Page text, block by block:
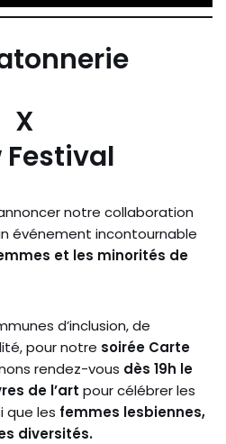
X
Festival
notre collaboration
événement incontournable
et les minorités de
d’inclusion, de
pour notre soirée Carte
rendez-vous dès 19h le
de l’art pour célébrer les
que les femmes lesbiennes,
diversités.